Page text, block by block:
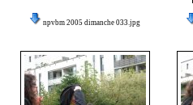
npvbm 2005 dimanche 033.jpg